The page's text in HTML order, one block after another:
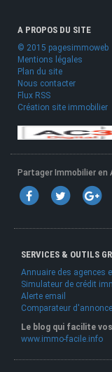
A PROPOS DU SITE
© 2015 pagesimmoweb
Mentions légales
Plan du site
Nous contacter
Flux RSS
Création site immobilier
Partager Immobilier en
SERVICES & OUTILS
Annuaire des agences
Simulateur de crédit
Alerte email
Comparateur
Le blog qui facilite
www.immo-facile.info